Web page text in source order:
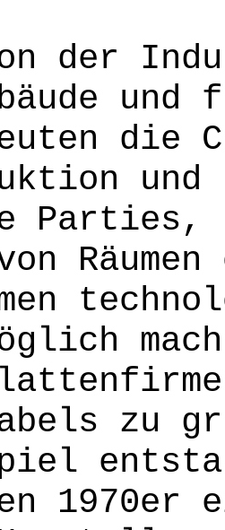
der
und
die
und
Parties,
zu